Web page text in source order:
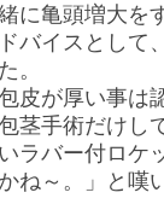
に亀頭増大を
ドバイスとして
た。
皮が厚い事は
茎手術だけし
いラバー付ロケ
かね～。」と嘆